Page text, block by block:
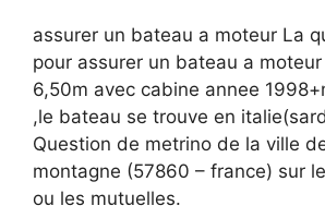
assurer un bateau a moteur La
pour assurer un bateau a
6,50m avec cabine annee
,le bateau se trouve en
Question de metrino de la ville
montagne (57860 – france) sur
ou les mutuelles.